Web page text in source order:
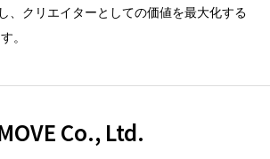
、クリエイターとしての価値を最大化する
。
Co., Ltd.